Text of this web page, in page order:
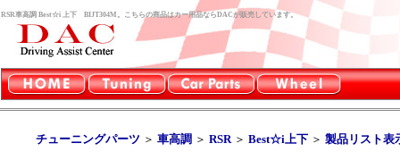
RSR車高調 Best☆i 上下 BIJT304M。こちらの商品はカー用品ならDACが販売しています。
チューニングパーツ ＞ 車高調 ＞ RSR＞ Best☆i上下 ＞ 製品リスト表